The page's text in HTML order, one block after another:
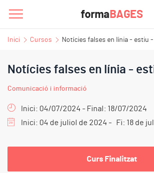
forma BAGES
Inici Cursos Notícies falses en línia - estiu -
Notícies falses en línia -
Comunicació i informació
Inici: 04/07/2024 - Final: 18/07/2024
Inici: 04 de juliol de 2024 - Fi: 18 de
Curs Finalitzat